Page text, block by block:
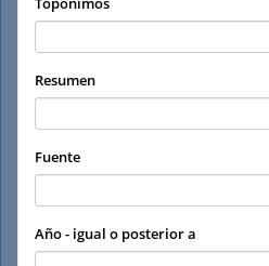
Resumen
Fuente
Año - igual o posterior a